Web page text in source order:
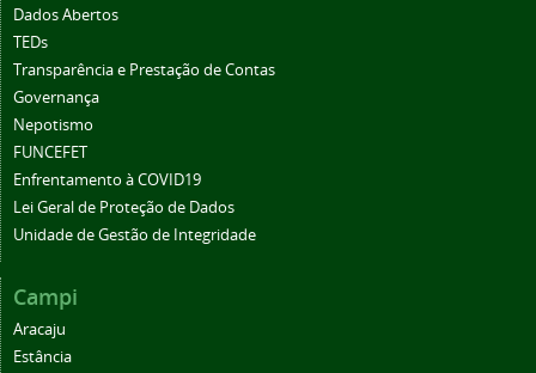
Dados Abertos
TEDs
Transparência e Prestação de Contas
Governança
Nepotismo
FUNCEFET
Enfrentamento à COVID19
Lei Geral de Proteção de Dados
Unidade de Gestão de Integridade
Campi
Aracaju
Estância